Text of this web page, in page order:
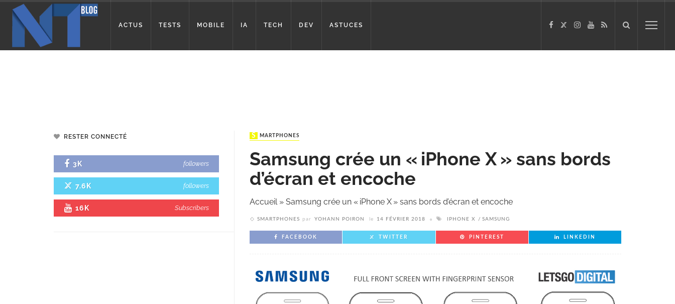
ACTUS TESTS MOBILE IA TECH DEV ASTUCES
SMARTPHONES
Samsung crée un « iPhone X » sans bords
d’écran et encoche
Accueil» Samsung crée un « iPhone X » sans bords d’écran et encoche
SMARTPHONES par YOHANN POIRON le 14 FÉVRIER 2018 IPHONE X SAMSUNG
FACEBOOK TWITTER PINTEREST LINKEDIN
RESTER CONNECTÉ
3K followers
7.6K followers
16K Subscribers